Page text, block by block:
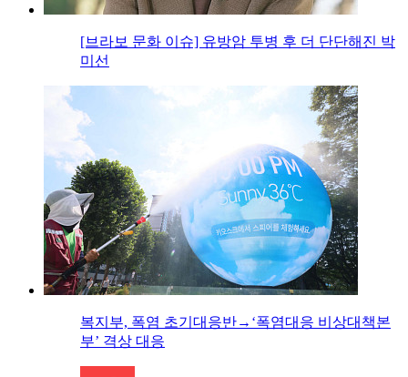
[브라보 문화 이슈] 유방암 투병 후 더 단단해진 박
미선
복지부, 폭염 초기대응반→‘폭염대응 비상대책본
부’ 격상 대응